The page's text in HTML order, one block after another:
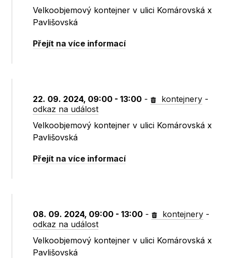
Velkoobjemový kontejner v ulici Komárovská x
Pavlišovská
Přejít na více informací
22. 09. 2024, 09:00 - 13:00 - kontejnery -
odkaz na událost
Velkoobjemový kontejner v ulici Komárovská x
Pavlišovská
Přejít na více informací
08. 09. 2024, 09:00 - 13:00 - kontejnery -
odkaz na událost
Velkoobjemový kontejner v ulici Komárovská x
Pavlišovská